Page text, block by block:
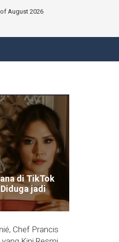
August 2026
di TikTok
jadi
Chef Prancis